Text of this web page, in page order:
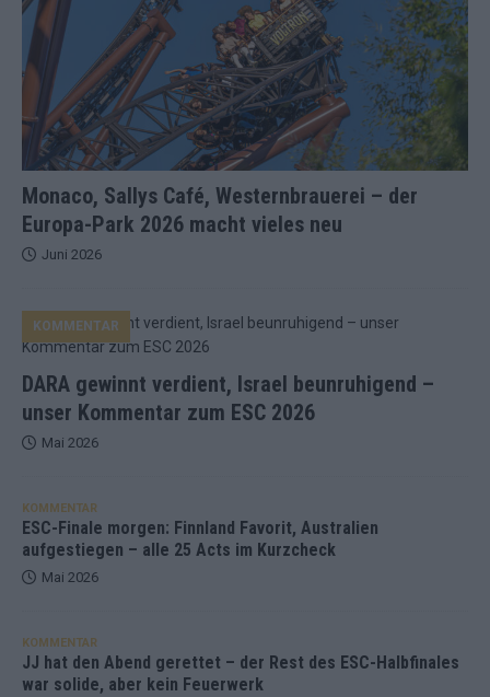
Monaco, Sallys Café, Westernbrauerei – der
Europa-Park 2026 macht vieles neu
Juni 2026
DARA gewinnt verdient, Israel beunruhigend –
unser Kommentar zum ESC 2026
KOMMENTAR
Mai 2026
KOMMENTAR
ESC-Finale morgen: Finnland Favorit, Australien
aufgestiegen – alle 25 Acts im Kurzcheck
Mai 2026
KOMMENTAR
JJ hat den Abend gerettet – der Rest des ESC-Halbfinales
war solide, aber kein Feuerwerk